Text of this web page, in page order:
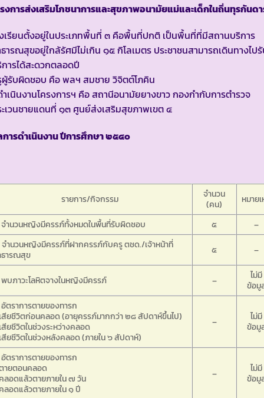
งการส่งเสริมโภชนาการและสุขภาพอนามัยแม่และเด็กในถิ่นทุรกันด
เรียนตั้งอยู่ในประเภทพื้นที่ ๓ คือพื้นที่ปกติ เป็นพื้นที่ที่มีสถานบริการ
ารณสุขอยู่ใกล้รัศมีไม่เกิน ๑๕ กิโลเมตร ประชาชนสามารถเดินทางไป
ารได้สะดวกตลอดปี
รับผิดชอบ คือ พลฯ สมชาย วิจิตต์โภคิน
เนินงานโครงการฯ คือ สถานีอนามัยยางขาว กองกำกับการตำรวจ
เวนชายแดนที่ ๑๓ ศูนย์ส่งเสริมสุขภาพเขต ๔
ารดำเนินงาน ปีการศึกษา ๒๕๔๐
รายการ/กิจกรรม
จำนวน
(คน)
หมาย
ำนวนหญิงมีครรภ์ทั้งหมดในพื้นที่รับผิดชอบ
๕
–
ำนวนหญิงมีครรภ์ที่ฝากครรภ์กับครู ตชด./เจ้าหน้าที่
ารณสุข
๕ –
บภาวะโลหิตจางในหญิงมีครรภ์ –
ไม่มี
ข้อมู
ตราการตายของทารก
สียชีวิตก่อนคลอด (อายุครรภ์มากกว่า ๒๘ สัปดาห์ขึ้นไป)
สียชีวิตในช่วงระหว่างคลอด
สียชีวิตในช่วงหลังคลอด (ภายใน ๖ สัปดาห์)
–
ไม่มี
ข้อมู
ตราการตายของทารก
ายตอนคลอด
ลอดแล้วตายภายใน ๗ วัน
ลอดแล้วตายภายใน ๑ ปี
–
ไม่มี
ข้อมู